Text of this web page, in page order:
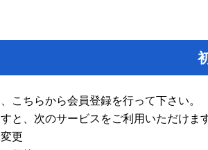
こちらから会員登録を行って下さい。
と、次のサービスをご利用いただけます
更